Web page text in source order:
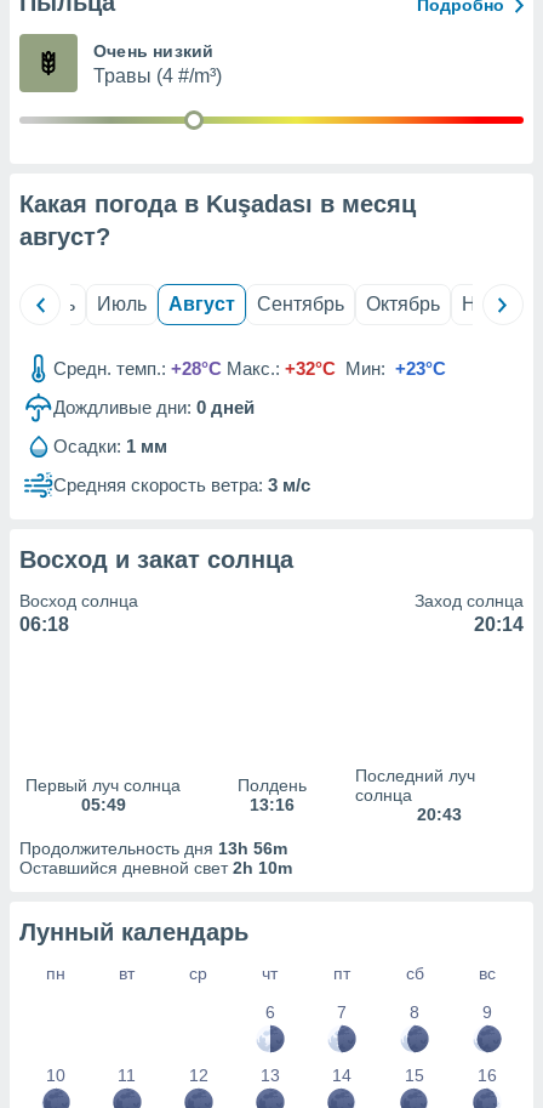
из
рекламы
сведения
Подробно
Очень низкий
Травы (4 #/m³)
Какая погода в Kuşadası в месяц
август?
Июнь Июль Август Сентябрь Октябрь Ноябрь
Средн. темп.: +28°C Макс.: +32°C Мин: +23°C
Дождливые дни: 0 дней
Осадки: 1 мм
Средняя скорость ветра: 3 м/с
Восход и закат солнца
Восход солнца
06:18
Заход солнца
20:14
Первый луч солнца
05:49
Полдень
13:16
Последний луч
солнца
20:43
Продолжительность дня 13h 56m
Оставшийся дневной свет2h 10m
Лунный календарь
пн вт ср чт пт сб
вс
6
7 8 9
10 11 12 13 14 15 16